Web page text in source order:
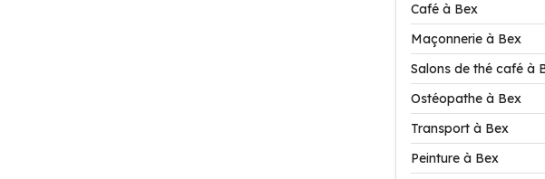
Café à Bex
Maçonnerie à Bex
Salons de thé café à
Ostéopathe à Bex
Transport à Bex
Peinture à Bex